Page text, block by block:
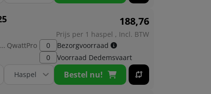
188,76
Prijs per 1 haspel , Incl. BTW
Fabrikant: QwattPro
0
Bezorgvoorraad
0
Voorraad Dedemsvaart
Bestel nu!